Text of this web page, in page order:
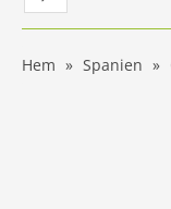
Hem Spanien